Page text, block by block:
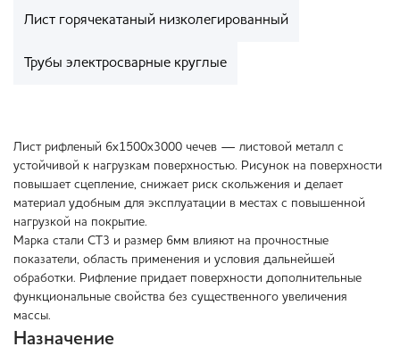
Лист горячекатаный низколегированный
Трубы электросварные круглые
Лист рифленый 6х1500х3000 чечев — листовой металл с
устойчивой к нагрузкам поверхностью. Рисунок на поверхности
повышает сцепление, снижает риск скольжения и делает
материал удобным для эксплуатации в местах с повышенной
нагрузкой на покрытие.
Марка стали СТ3 и размер 6мм влияют на прочностные
показатели, область применения и условия дальнейшей
обработки. Рифление придает поверхности дополнительные
функциональные свойства без существенного увеличения
массы.
Назначение